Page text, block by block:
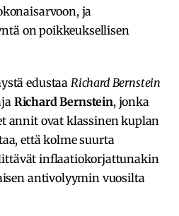
ja
on poikkeuksellisen
edustaa Richard Bernstein
Richard Bernstein, jonka
annit ovat klassinen kuplan
että kolme suurta
inflaatiokorjattunakin
antivolyymin vuosilta